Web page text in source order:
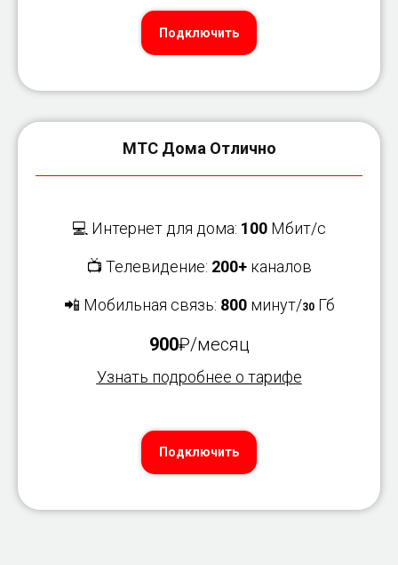
Подключить
МТС Дома Отлично
💻 Интернет для дома: 100 Мбит/с
📺 Телевидение: 200+ каналов
📲 Мобильная связь: 800минут/30Гб
900₽/месяц
Узнать подробнее о тарифе
Подключить